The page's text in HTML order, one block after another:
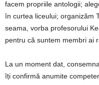
facem propriile antologii;
în curtea liceului; organizăm
seama, vorba profesorului
pentru că suntem membri ai
La un moment dat,
îți confirmă anumite